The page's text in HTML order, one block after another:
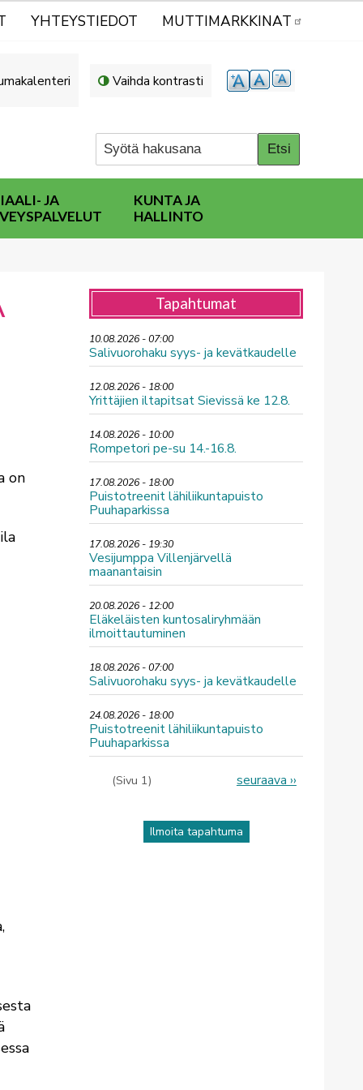
YHTEYSTIEDOT MUTTIMARKKINAT
Vaihda kontrasti
JA
KUNTA JA
HALLINTO
on
Tapahtumat
10.08.2026 - 07:00
Salivuorohaku syys- ja kevätkaudelle
12.08.2026 - 18:00
Yrittäjien iltapitsat Sievissä ke 12.8.
14.08.2026 - 10:00
Rompetori pe-su 14.-16.8.
17.08.2026 - 18:00
Puistotreenit lähiliikuntapuisto
Puuhaparkissa
17.08.2026 - 19:30
Vesijumppa Villenjärvellä
maanantaisin
20.08.2026 - 12:00
Eläkeläisten kuntosaliryhmään
ilmoittautuminen
18.08.2026 - 07:00
Salivuorohaku syys- ja kevätkaudelle
24.08.2026 - 18:00
Puistotreenit lähiliikuntapuisto
Puuhaparkissa
Sivutus
(Sivu 1)
Seuraava
seuraava ››
Ilmoita tapahtuma